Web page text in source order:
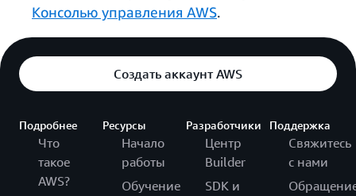
Консолью управления AWS.
Создать аккаунт AWS
Подробнее
Что
такое
AWS?
Ресурсы
Начало
работы
Обучение
Разработчики
Центр
Builder
SDK и
Поддержка
Свяжитесь
с нами